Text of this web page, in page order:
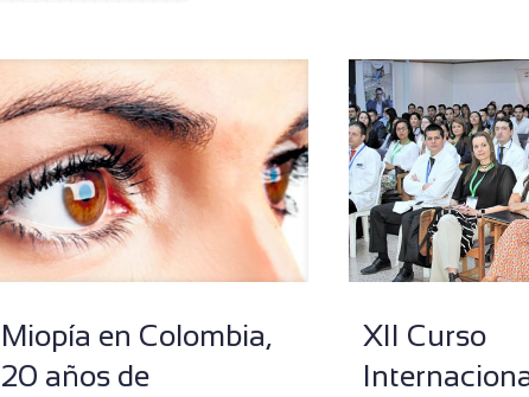
Miopía en Colombia,
20 años de
XII Curso